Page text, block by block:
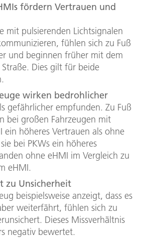
fördern Vertrauen und
mit pulsierenden Lichtsignalen
fühlen sich zu Fuß
und beginnen früher mit dem
Dies gilt für beide
wirken bedrohlicher
gefährlicher empfunden. Zu Fuß
bei großen Fahrzeugen mit
ein höheres Vertrauen als ohne
bei PKWs ein höheres
ohne eHMI im Vergleich zu
eHMI.
zu Unsicherheit
beispielsweise anzeigt, dass es
weiterfährt, fühlen sich zu
Dieses Missverhältnis
negativ bewertet.